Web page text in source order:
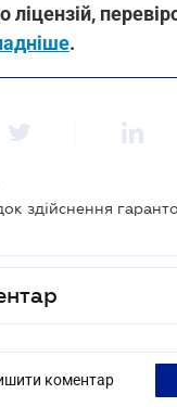
ліцензій,
.
коментар